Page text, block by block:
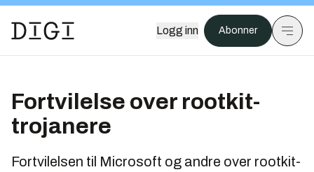
Logg inn Abonner
Fortvilelse over rootkit-
trojanere
Fortvilelsen til Microsoft og andre over rootkit-